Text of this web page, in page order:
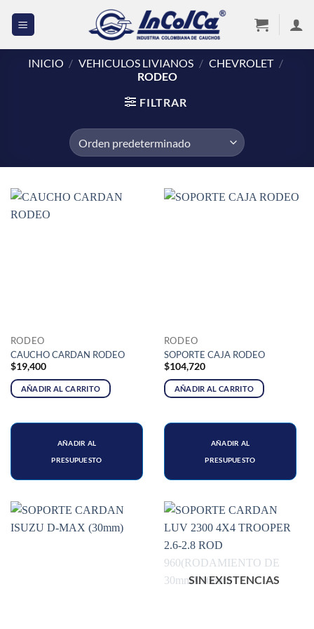
INICIO / VEHICULOS LIVIANOS / CHEVROLET /
RODEO
FILTRAR
RODEO
CAUCHO CARDAN RODEO
$19,400
AÑADIR AL CARRITO
AÑADIR AL
PRESUPUESTO
RODEO
SOPORTE CAJA RODEO
$104,720
AÑADIR AL CARRITO
AÑADIR AL
PRESUPUESTO
SIN EXISTENCIAS